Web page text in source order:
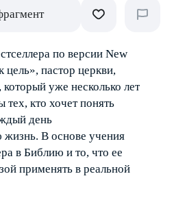
по версии New
пастор церкви,
уже несколько лет
тех, кто хочет понять
день
жизнь. В основе учения
в Библию и то, что ее
применять в реальной